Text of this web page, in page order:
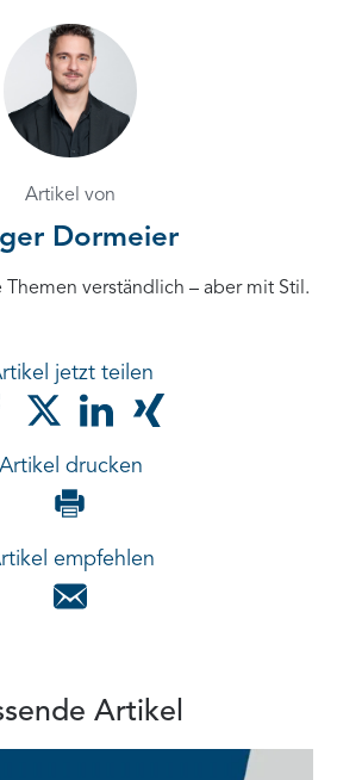
Artikel von
Dormeier
verständlich – aber mit Stil.
jetzt teilen
Artikel drucken
empfehlen
Artikel